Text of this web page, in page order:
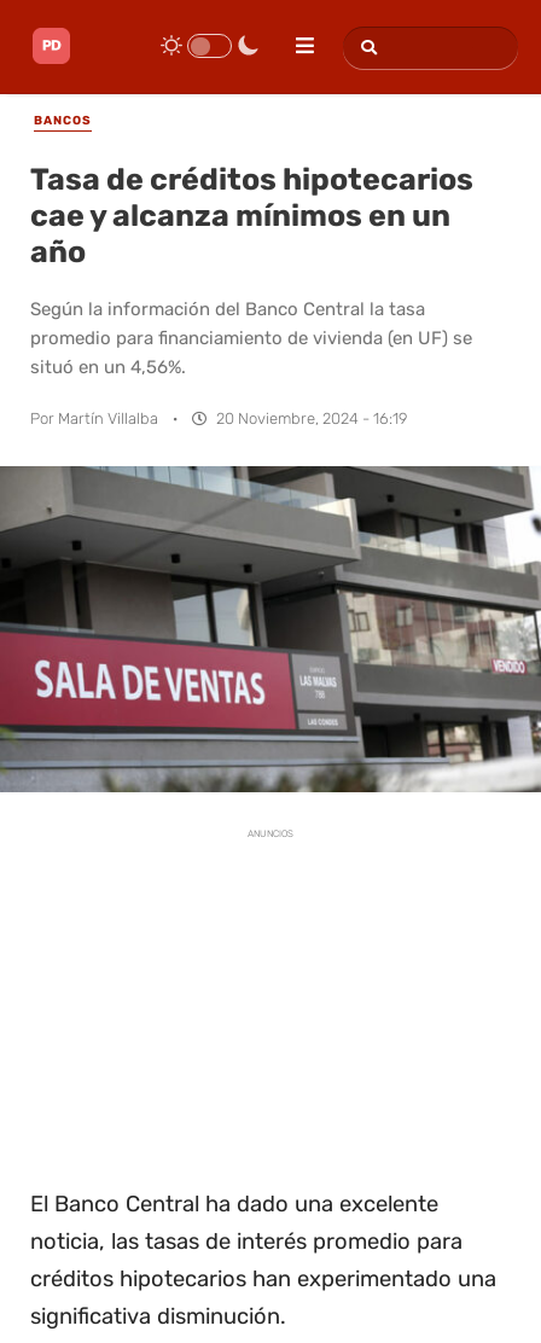
BANCOS
Tasa de créditos hipotecarios
cae y alcanza mínimos en un
año
Según la información del Banco Central la tasa
promedio para financiamiento de vivienda (en UF) se
situó en un 4,56%.
Por Martín Villalba · 20 Noviembre, 2024 - 16:19
ANUNCIOS
El Banco Central ha dado una excelente
noticia, las tasas de interés promedio para
créditos hipotecarios han experimentado una
significativa disminución.